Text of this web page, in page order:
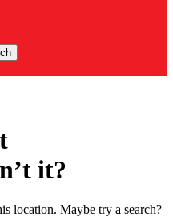
it?
location. Maybe try a search?